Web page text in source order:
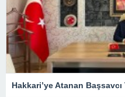
Hakkari’ye Atanan